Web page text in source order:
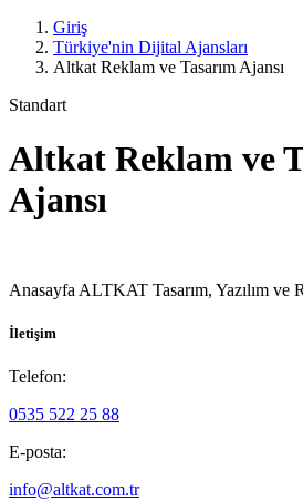
Giriş
Türkiye'nin Dijital Ajansları
Altkat Reklam ve Tasarım Ajansı
Standart
Altkat Reklam ve
Ajansı
Anasayfa ALTKAT Tasarım, Yazılım ve
İletişim
Telefon:
0535 522 25 88
E-posta:
info@altkat.com.tr